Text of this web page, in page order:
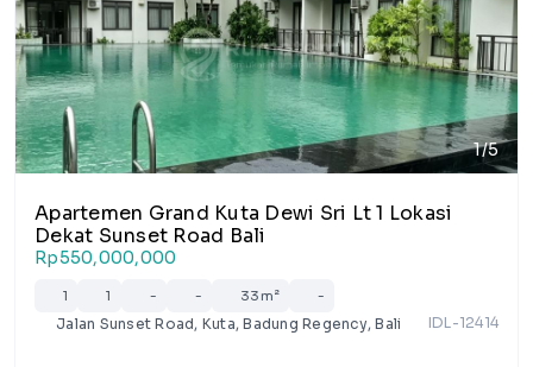
1/5
Apartemen Grand Kuta Dewi Sri Lt 1 Lokasi
Dekat Sunset Road Bali
Rp550,000,000
1 1 - - 33m² -
Jalan Sunset Road, Kuta, Badung Regency, Bali IDL-12414